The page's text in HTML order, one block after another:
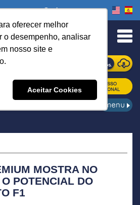
oferecer melhor
o desempenho, analisar
nosso site e
Aceitar Cookies
Onde comprar
ONDE COMPRAR
MOSTRA NO
POTENCIAL DO
F1